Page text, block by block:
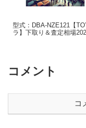
型式：DBA-NZE121【
ラ】下取り＆査定相場
コメント
コ